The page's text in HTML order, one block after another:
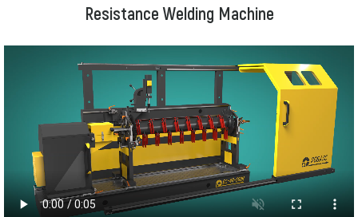
Resistance Welding Machine